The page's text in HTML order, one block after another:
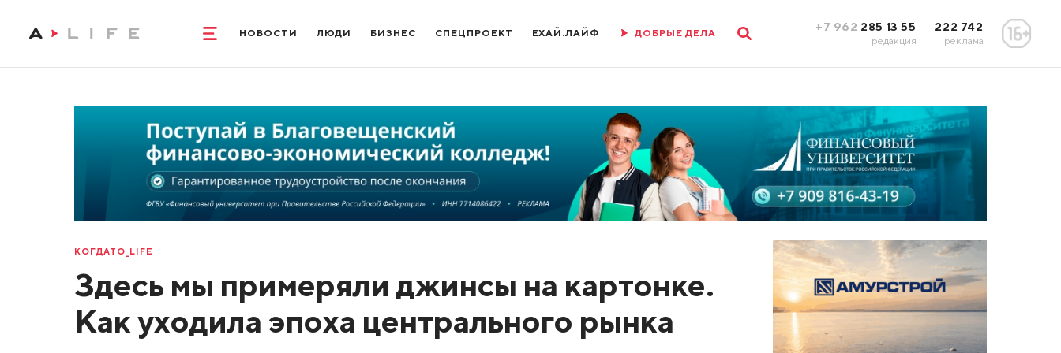
НОВОСТИ ЛЮДИ БИЗНЕС СПЕЦПРОЕКТ ЕХАЙ.ЛАЙФ ДОБРЫЕ ДЕЛА +7 962 285 13 55
редакция
222 742
реклама
КОГДАТО_LIFE
Здесь мы примеряли джинсы на картонке.
Как уходила эпоха центрального рынка